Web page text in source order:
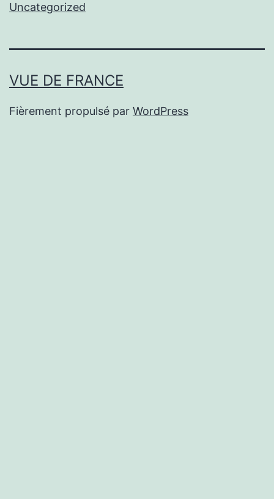
Uncategorized
VUE DE FRANCE
Fièrement propulsé par WordPress